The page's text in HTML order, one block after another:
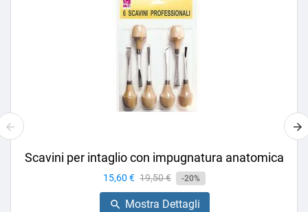
Scavini per intaglio con impugnatura anatomica
Prezzo
15,60 € Prezzo
base
19,50 € -20%
 Mostra Dettagli